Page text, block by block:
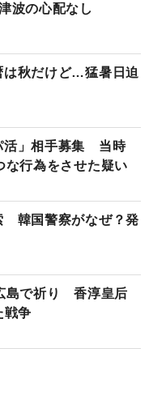
波の心配なし
は秋だけど…猛暑日迫
活」相手募集 当時
な行為をさせた疑い
韓国警察がなぜ？発
島で祈り 香淳皇后
戦争